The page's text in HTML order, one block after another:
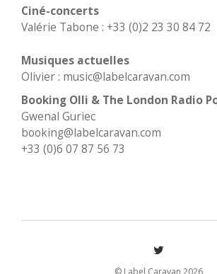
Ciné-concerts
Valérie Tabone : +33 (0)2 23 30 84 72
Musiques actuelles
Olivier : music@labelcaravan.com
Booking Olli & The London Radio
Gwenal Guriec
booking@labelcaravan.com
+33 (0)6 07 87 56 73
© Label Caravan 2026